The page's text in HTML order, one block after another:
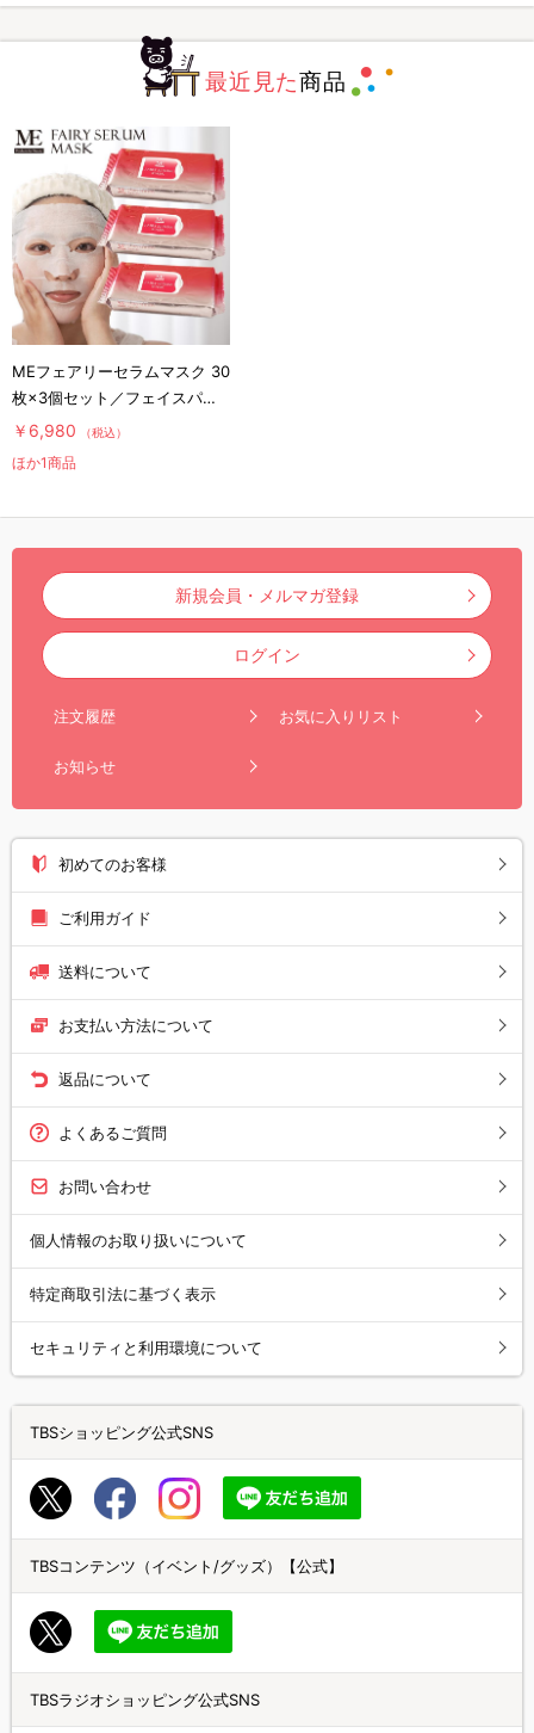
最近見た商品
MEフェアリーセラムマスク 30
枚×3個セット／フェイスパッ
ク
￥6,980 （税込）
ほか1商品
新規会員・メルマガ登録
ログイン
注文履歴 お気に入りリスト
お知らせ
初めてのお客様
ご利用ガイド
送料について
お支払い方法について
返品について
よくあるご質問
お問い合わせ
個人情報のお取り扱いについて
特定商取引法に基づく表示
セキュリティと利用環境について
TBSショッピング公式SNS
TBSコンテンツ（イベント/グッズ）【公式】
TBSラジオショッピング公式SNS